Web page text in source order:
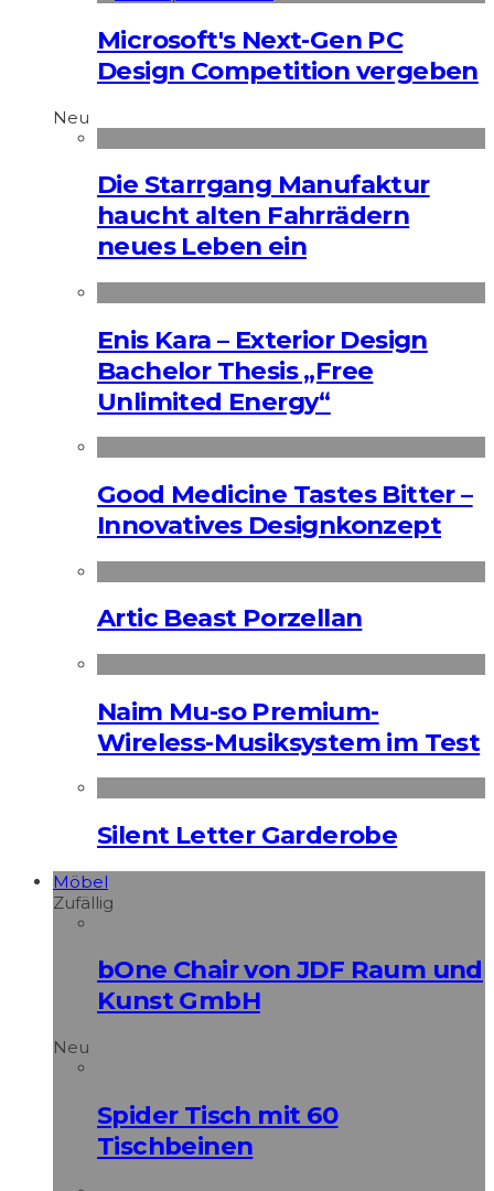
Microsoft's Next-Gen PC
Design Competition vergeben
Neu
Die Starrgang Manufaktur
haucht alten Fahrrädern
neues Leben ein
Enis Kara – Exterior Design
Bachelor Thesis „Free
Unlimited Energy“
Good Medicine Tastes Bitter –
Innovatives Designkonzept
Artic Beast Porzellan
Naim Mu-so Premium-
Wireless-Musiksystem im Test
Silent Letter Garderobe
Möbel
Zufällig
bOne Chair von JDF Raum und
Kunst GmbH
Neu
Spider Tisch mit 60
Tischbeinen